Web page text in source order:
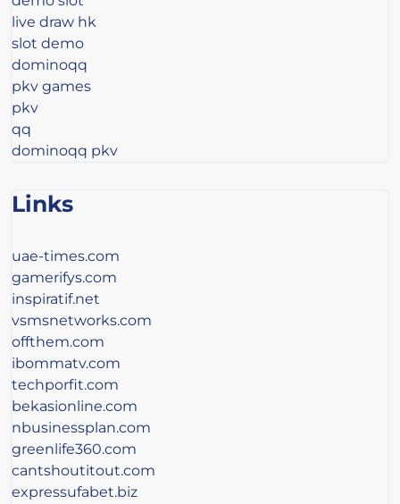
live draw hk
slot demo
dominoqq
pkv games
pkv
qq
dominoqq pkv
Links
uae-times.com
gamerifys.com
inspiratif.net
vsmsnetworks.com
offthem.com
ibommatv.com
techporfit.com
bekasionline.com
nbusinessplan.com
greenlife360.com
cantshoutitout.com
expressufabet.biz